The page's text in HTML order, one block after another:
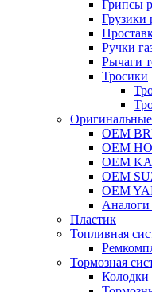
Грипсы
Грузики
Ручки
Рычаги
Тросики
Оригинальные
OEM
OEM
OEM
OEM
OEM
Аналоги
Пластик
Топливная
Тормозная
Колодки